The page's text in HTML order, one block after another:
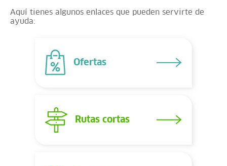
Aquí tienes algunos enlaces que pueden servirte de
ayuda:
Ofertas
Rutas cortas